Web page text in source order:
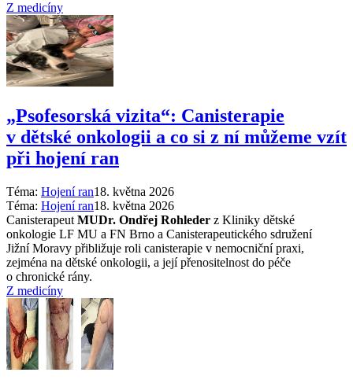
Z medicíny
„Psofesorská vizita“: Canisterapie
v dětské onkologii a co si z ní můžeme vzít
při hojení ran
Téma: Hojení ran18. května 2026
Téma: Hojení ran18. května 2026
Canisterapeut MUDr. Ondřej Rohleder z Kliniky dětské
onkologie LF MU a FN Brno a Canisterapeutického sdružení
Jižní Moravy přibližuje roli canisterapie v nemocniční praxi,
zejména na dětské onkologii, a její přenositelnost do péče
o chronické rány.
Z medicíny